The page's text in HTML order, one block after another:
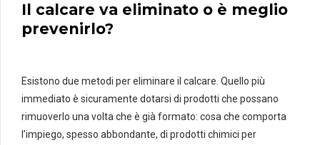
Il calcare va eliminato o è meglio
prevenirlo?
Esistono due metodi per eliminare il calcare. Quello più
immediato è sicuramente dotarsi di prodotti che possano
rimuoverlo una volta che è già formato: cosa che comporta
l’impiego, spesso abbondante, di prodotti chimici per